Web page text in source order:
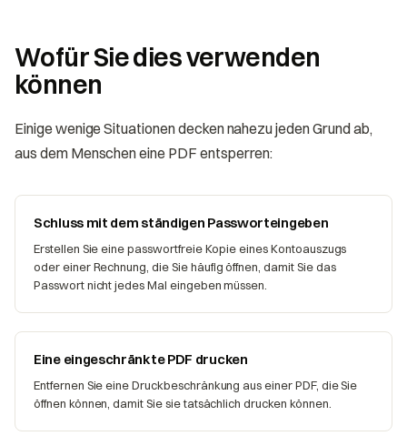
Wofür Sie dies verwenden
können
Einige wenige Situationen decken nahezu jeden Grund ab,
aus dem Menschen eine PDF entsperren:
Schluss mit dem ständigen Passworteingeben
Erstellen Sie eine passwortfreie Kopie eines Kontoauszugs
oder einer Rechnung, die Sie häufig öffnen, damit Sie das
Passwort nicht jedes Mal eingeben müssen.
Eine eingeschränkte PDF drucken
Entfernen Sie eine Druckbeschränkung aus einer PDF, die Sie
öffnen können, damit Sie sie tatsächlich drucken können.